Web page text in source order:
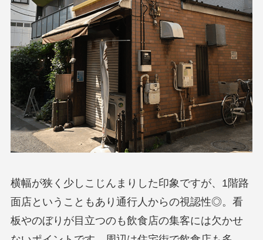
横幅が狭く少しこじんまりした印象ですが、1階路
面店ということもあり通行人からの視認性◎。看
板やのぼりが目立つのも飲食店の集客には欠かせ